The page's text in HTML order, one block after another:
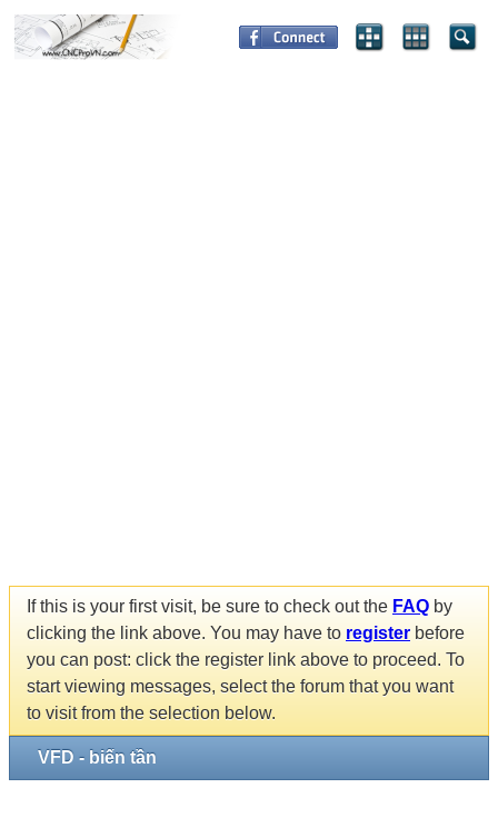
If this is your first visit, be sure to check out the FAQ by
clicking the link above. You may have to register before
you can post: click the register link above to proceed. To
start viewing messages, select the forum that you want
to visit from the selection below.
VFD - biến tần